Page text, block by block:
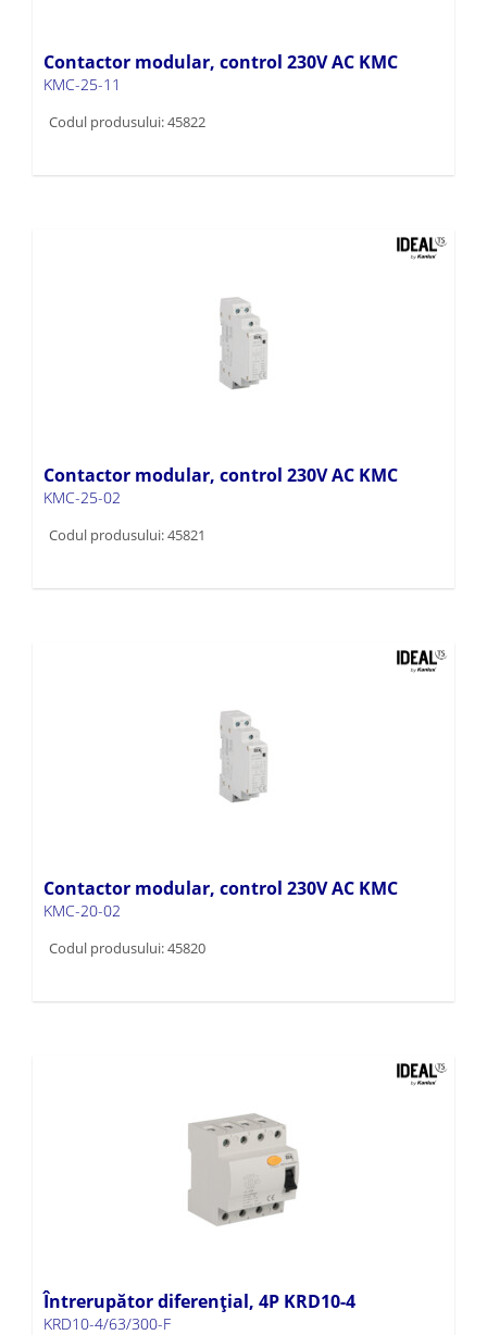
Contactor modular, control 230V AC KMC
KMC-25-11
Codul produsului: 45822
Contactor modular, control 230V AC KMC
KMC-25-02
Codul produsului: 45821
Contactor modular, control 230V AC KMC
KMC-20-02
Codul produsului: 45820
Întrerupător diferențial, 4P KRD10-4
KRD10-4/63/300-F